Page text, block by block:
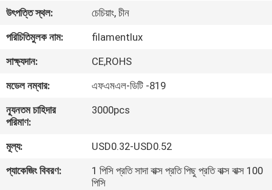
আমাদের
সম্পর্কে
কারখানা
ভ্রমণ
মান
নিয়ন্ত্রণ
উৎপত্তি স্থল:
চেচিয়াং, চীন
পরিচিতিমুলক নাম:
filamentlux
সাক্ষ্যদান:
CE,ROHS
মডেল নম্বার:
এফএমএল-ডিটি -819
ন্যূনতম চাহিদার
পরিমাণ:
3000pcs
মূল্য:
USD0.32-USD0.52
প্যাকেজিং বিবরণ:
1 পিসি প্রতি সাদা বাক্স প্রতি পিছু প্রতি বাক্স বাক্স 100
পিসি